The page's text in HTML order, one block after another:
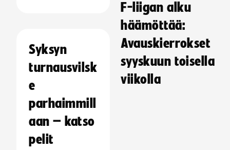
Syksyn
turnausvilsk
e
parhaimmill
aan – katso
pelit
F-liigan alku
häämöttää:
Avauskierrokset
syyskuun toisella
viikolla